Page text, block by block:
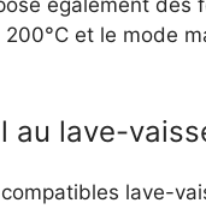
et le mode
au lave-
lave-